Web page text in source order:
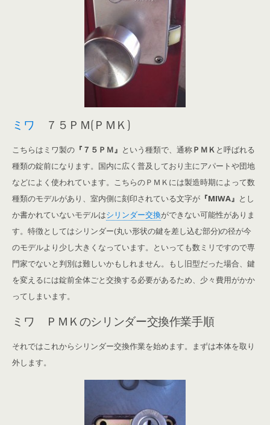
ミワ ７５ＰＭ(ＰＭＫ)
こちらはミワ製の 『７５ＰＭ』 という種類で、通称ＰＭＫ と呼ばれる
種類の錠前になります。国内に広く普及しており主にアパートや団地
などによく使われています。こちらのＰＭＫには製造時期によって数
種類のモデルがあり、室内側に刻印されている文字が 『MIWA』 とし
か書かれていないモデルはシリンダー交換ができない可能性がありま
す。特徴としてはシリンダー(丸い形状の鍵を差し込む部分)の径が今
のモデルより少し大きくなっています。といっても数ミリですので専
門家でないと判別は難しいかもしれません。もし旧型だった場合、鍵
を変えるには錠前全体ごと交換する必要があるため、少々費用がかか
ってしまいます。
ミワ ＰＭＫのシリンダー交換作業手順
それではこれからシリンダー交換作業を始めます。まずは本体を取り
外します。